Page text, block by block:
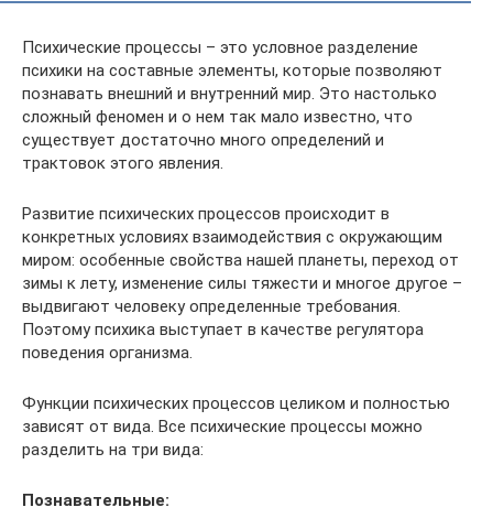
Психические процессы – это условное разделение
психики на составные элементы, которые позволяют
познавать внешний и внутренний мир. Это настолько
сложный феномен и о нем так мало известно, что
существует достаточно много определений и
трактовок этого явления.
Развитие психических процессов происходит в
конкретных условиях взаимодействия с окружающим
миром: особенные свойства нашей планеты, переход от
зимы к лету, изменение силы тяжести и многое другое –
выдвигают человеку определенные требования.
Поэтому психика выступает в качестве регулятора
поведения организма.
Функции психических процессов целиком и полностью
зависят от вида. Все психические процессы можно
разделить на три вида:
Познавательные: